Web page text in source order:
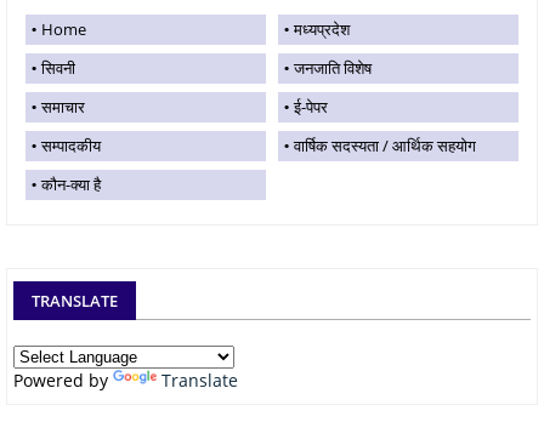
Home
मध्यप्रदेश
सिवनी
जनजाति विशेष
समाचार
ई-पेपर
सम्पादकीय
वार्षिक सदस्यता / आर्थिक सहयोग
कौन-क्या है
TRANSLATE
Powered by Translate